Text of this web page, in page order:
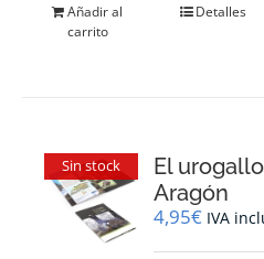
Añadir al
carrito
Detalles
Sin stock
El
Aragón
4,95€ IVA